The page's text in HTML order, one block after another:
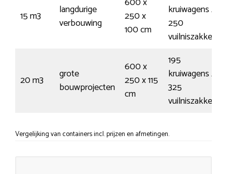
15 m3
langdurige
verbouwing
250 x
100 cm
kruiwagens /
250
vuilniszakken
20 m3
grote
bouwprojecten
600 x
250 x 115
cm
195
kruiwagens /
325
vuilniszakken
Vergelijking van containers incl. prijzen en afmetingen.